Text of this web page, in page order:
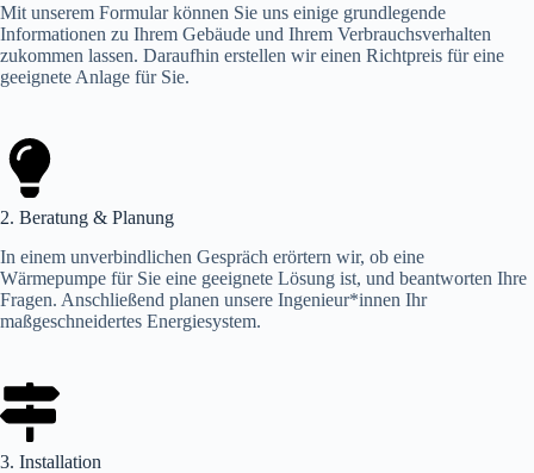
Mit unserem Formular können Sie uns einige grundlegende
Informationen zu Ihrem Gebäude und Ihrem Verbrauchsverhalten
zukommen lassen. Daraufhin erstellen wir einen Richtpreis für eine
geeignete Anlage für Sie.
2. Beratung & Planung
In einem unverbindlichen Gespräch erörtern wir, ob eine
Wärmepumpe für Sie eine geeignete Lösung ist, und beantworten Ihre
Fragen. Anschließend planen unsere Ingenieur*innen Ihr
maßgeschneidertes Energiesystem.
3. Installation